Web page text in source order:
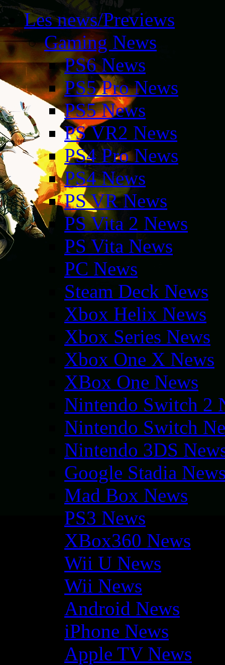
Les news/Previews
Gaming News
PS6 News
PS5 Pro News
PS5 News
PS VR2 News
PS4 Pro News
PS4 News
PS VR News
PS Vita 2 News
PS Vita News
PC News
Steam Deck News
Xbox Helix News
Xbox Series News
Xbox One X News
XBox One News
Nintendo Switch 2
Nintendo Switch
Nintendo 3DS
Google Stadia
Mad Box News
PS3 News
XBox360 News
Wii U News
Wii News
Android News
iPhone News
Apple TV News